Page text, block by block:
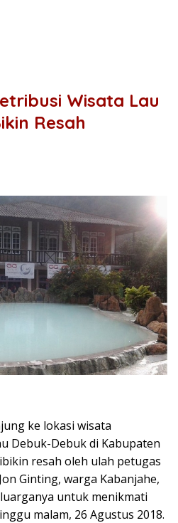
Wisata Lau
Resah
ke lokasi wisata
Debuk-Debuk di Kabupaten
resah oleh ulah petugas
Ginting, warga Kabanjahe,
untuk menikmati
malam, 26 Agustus 2018.